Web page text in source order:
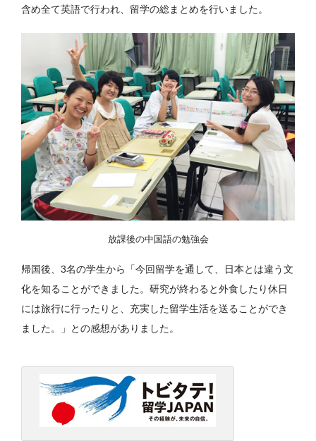
含め全て英語で行われ、留学の総まとめを行いました。
放課後の中国語の勉強会
帰国後、3名の学生から「今回留学を通して、日本とは違う文
化を知ることができました。研究が終わると外食したり休日
には旅行に行ったりと、充実した留学生活を送ることができ
ました。」との感想がありました。